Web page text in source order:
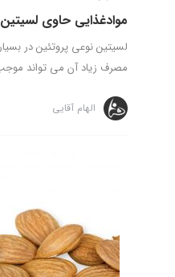
موادغذایی حاوی لسیتین
لسیتین نوعی پروتئین در
مصرف زیاد آن می تواند
الهام آقایی